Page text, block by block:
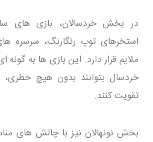
در بخش خردسالان، بازی های
استخرهای توپ رنگارنگ، سرسره
ملایم قرار دارد. این بازی ها به
خردسال بتوانند بدون هیچ
تقویت کنند.
بخش نونهالان نیز با چالش های